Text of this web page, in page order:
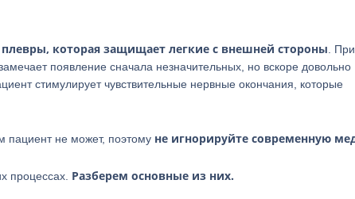
которая защищает легкие с внешней стороны . При
появление сначала незначительных, но вскоре довольно
стимулирует чувствительные нервные окончания, которые
пациент не может, поэтому не игнорируйте современную
процессах. Разберем основные из них.